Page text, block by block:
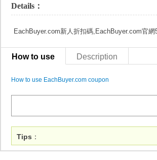
Details：
EachBuyer.com新人折扣碼,EachBuyer.com官網
How to use Description
How to use EachBuyer.com coupon
Tips ：